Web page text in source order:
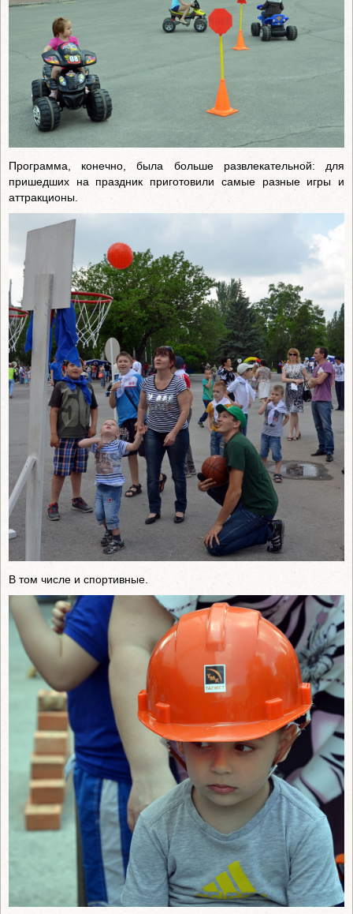
Программа, конечно, была больше развлекательной: для
пришедших на праздник приготовили самые разные игры и
аттракционы.
В том числе и спортивные.